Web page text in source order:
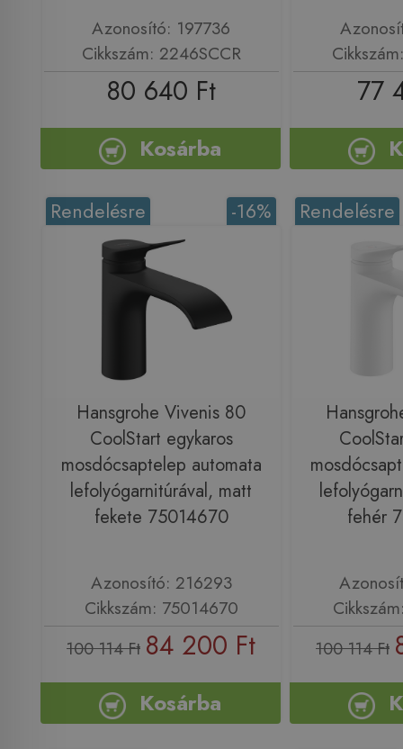
Azonosító: 197736
Cikkszám: 2246SCCR
80 640 Ft
Kosárba
77
-16%
Rendelésre
Hansgrohe Vivenis 80
CoolStart egykaros
mosdócsaptelep automata
lefolyógarnitúrával, matt
fekete 75014670
Azonosító: 216293
Cikkszám: 75014670
100 114 Ft 84 200 Ft
Kosárba
Rendelésre
fehér
100 114 Ft